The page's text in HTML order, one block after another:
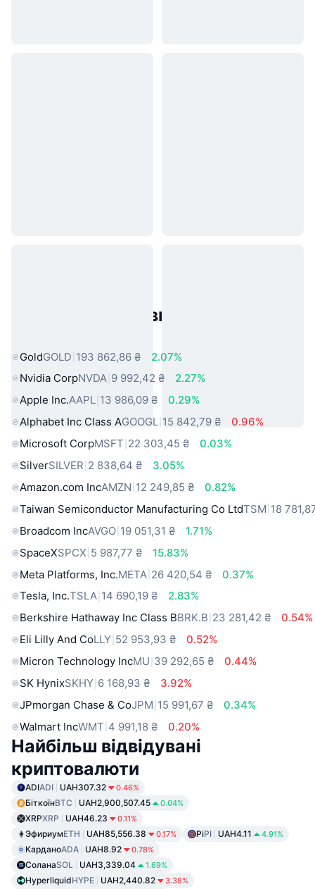
Популярні активи реального
GoldGOLD 193 862,86 ₴
2.07%
Nvidia CorpNVDA 9 992,42 ₴
2.27%
Apple Inc.AAPL 13 986,09 ₴
0.29%
Alphabet Inc Class AGOOGL 15 842,79 ₴
0.96%
Microsoft CorpMSFT 22 303,45 ₴
0.03%
SilverSILVER 2 838,64 ₴
3.05%
Amazon.com IncAMZN 12 249,85 ₴
0.82%
Taiwan Semiconductor Manufacturing Co LtdTSM 18
Broadcom IncAVGO 19 051,31 ₴
1.71%
SpaceXSPCX 5 987,77 ₴
15.83%
Meta Platforms, Inc.META 26 420,54 ₴
0.37%
Tesla, Inc.TSLA 14 690,19 ₴
2.83%
Berkshire Hathaway Inc Class BBRK.B 23 281,42 ₴
0.54%
Eli Lilly And CoLLY 52 953,93 ₴
0.52%
Micron Technology IncMU 39 292,65 ₴
0.44%
SK HynixSKHY 6 168,93 ₴
3.92%
JPmorgan Chase & CoJPM 15 991,67 ₴
0.34%
Walmart IncWMT 4 991,18 ₴ 0.20%
Найбільш відвідувані
криптовалюти
ADIADI UAH307.32 0.46%
БіткоїнBTC UAH2,900,507.45 0.04%
XRPXRP UAH46.23 0.11%
ЭфириумETH UAH85,556.38 0.17% PiPI UAH4.11 4.91%
КарданоADA UAH8.92 0.78%
СоланаSOL UAH3,339.04 1.69%
HyperliquidHYPE UAH2,440.82 3.38%